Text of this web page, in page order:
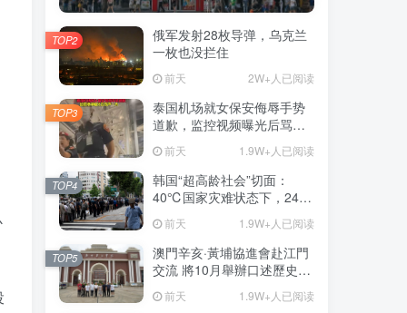
俄军发射28枚导弹，乌克兰
一枚也没拦住
前天 2W+人已阅读
TOP2
泰国机场就女保安侮辱手势
道歉，监控视频曝光后骂声
前天 1.9W+人已阅读
TOP3
韩国“超高龄社会”切面：
40℃国家灾难状态下，2400
纸前天 1.9W+人已阅读
TOP4
澳門辛亥·黃埔協進會赴江門
交流 將10月舉辦口述歷史座
前天 1.9W+人已阅读
TOP5